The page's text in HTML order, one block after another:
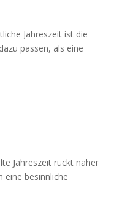
Jahreszeit ist die
passen, als eine
Jahreszeit rückt näher
eine besinnliche